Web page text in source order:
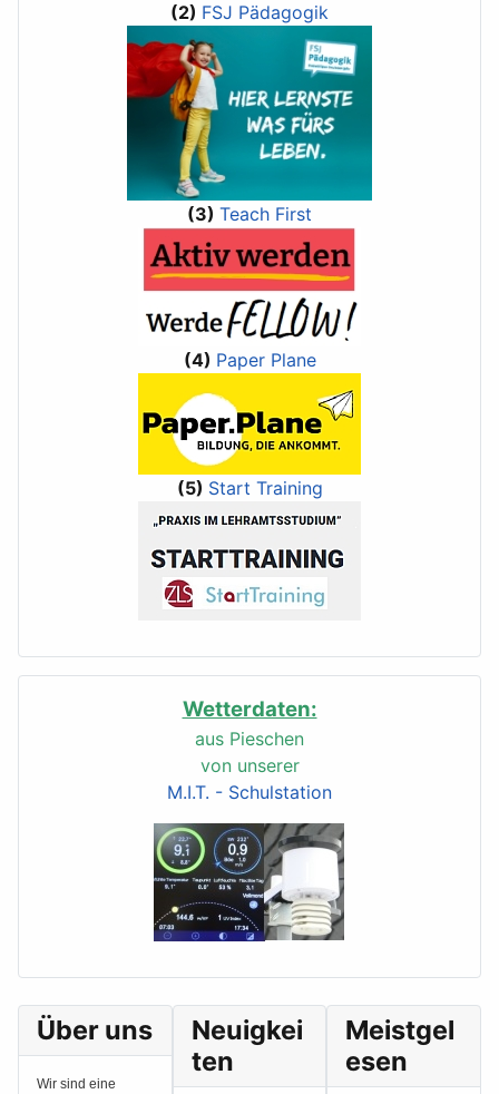
(2) FSJ Pädagogik
(3) Teach First
(4) Paper Plane
(5) Start Training
Wetterdaten:
aus Pieschen
von unserer
M.I.T. - Schulstation
Über uns
Wir sind eine
Neuigkei
ten
Meistgel
esen